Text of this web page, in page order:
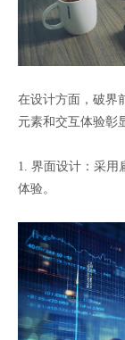
在设计方面，破界
元素和交互体验彰
1. 界面设计：采用
体验。